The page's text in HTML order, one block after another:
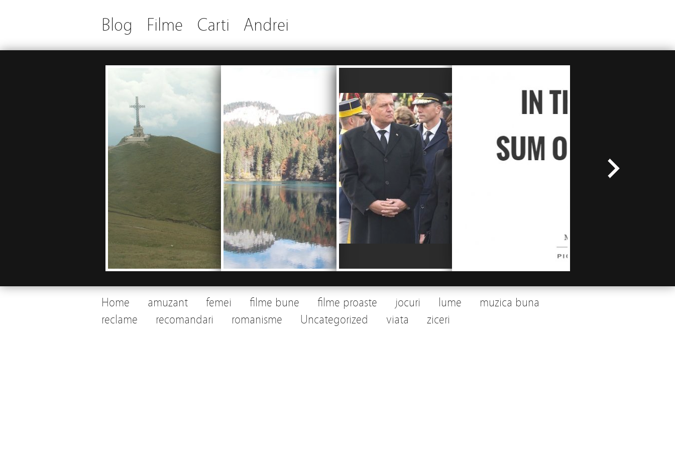
Blog Filme Carti Andrei
Home amuzant femei filme bune filme proaste jocuri lume
muzica buna
reclame
recomandari romanisme Uncategorized viata ziceri